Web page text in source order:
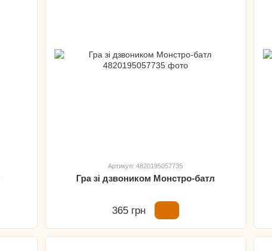
Артикул: 4820195057735
Гра зі дзвоником Монстро-батл
365 грн